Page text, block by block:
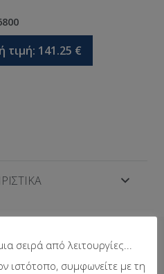
τιμή: 141.25 €
σειρά από λειτουργίες...
ιστότοπο, συμφωνείτε με τη